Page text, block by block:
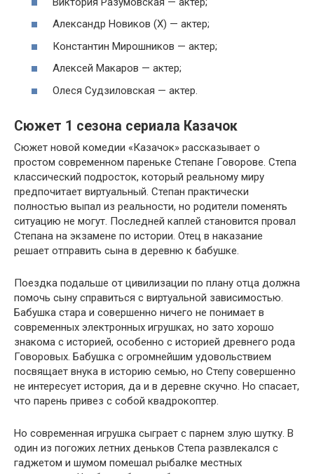
Александр Новиков (X) — актер;
Константин Мирошников — актер;
Алексей Макаров — актер;
Олеся Судзиловская — актер.
Сюжет 1 сезона сериала Казачок
Сюжет новой комедии «Казачок» рассказывает о
простом современном пареньке Степане Говорове. Степа
классический подросток, который реальному миру
предпочитает виртуальный. Степан практически
полностью выпал из реальности, но родители поменять
ситуацию не могут. Последней каплей становится провал
Степана на экзамене по истории. Отец в наказание
решает отправить сына в деревню к бабушке.
Поездка подальше от цивилизации по плану отца должна
помочь сыну справиться с виртуальной зависимостью.
Бабушка стара и совершенно ничего не понимает в
современных электронных игрушках, но зато хорошо
знакома с историей, особенно с историей древнего рода
Говоровых. Бабушка с огромнейшим удовольствием
посвящает внука в историю семью, но Степу совершенно
не интересует история, да и в деревне скучно. Но спасает,
что парень привез с собой квадрокоптер.
Но современная игрушка сыграет с парнем злую шутку. В
один из погожих летних деньков Степа развлекался с
гаджетом и шумом помешал рыбалке местных